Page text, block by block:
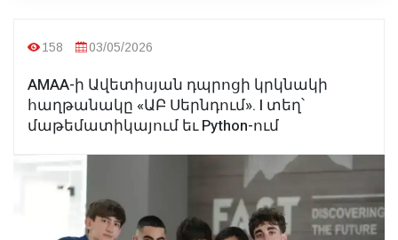
158 03/05/2026
AMAA-ի Ավետիսյան դպրոցի կրկնակի
հաղթանակը «ԱԲ Սերնդում». I տեղ՝
մաթեմատիկայում եւ Python-ում